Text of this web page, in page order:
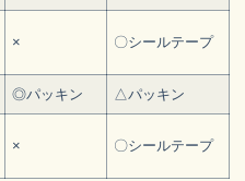
× 〇シールテープ
◎パッキン △パッキン
× 〇シールテープ